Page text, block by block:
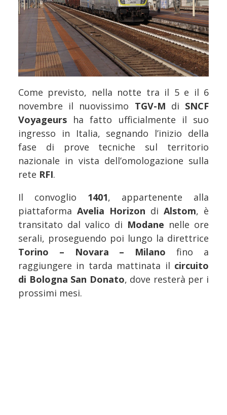
Come previsto, nella notte tra il 5 e il 6
novembre il nuovissimo TGV-M di SNCF
Voyageurs ha fatto ufficialmente il suo
ingresso in Italia, segnando l’inizio della
fase di prove tecniche sul territorio
nazionale in vista dell’omologazione sulla
rete RFI.
Il convoglio 1401, appartenente alla
piattaforma Avelia Horizon di Alstom, è
transitato dal valico di Modane nelle ore
serali, proseguendo poi lungo la direttrice
Torino – Novara – Milano fino a
raggiungere in tarda mattinata il circuito
di Bologna San Donato, dove resterà per i
prossimi mesi.